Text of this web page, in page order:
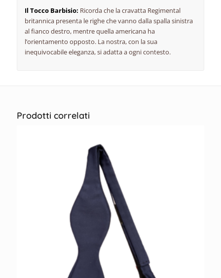
Il Tocco Barbisio: Ricorda che la cravatta Regimental
britannica presenta le righe che vanno dalla spalla sinistra
al fianco destro, mentre quella americana ha
l’orientamento opposto. La nostra, con la sua
inequivocabile eleganza, si adatta a ogni contesto.
Prodotti correlati